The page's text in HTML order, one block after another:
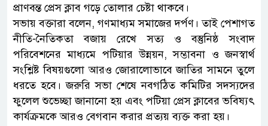
প্রাণবন্ত প্রেস ক্লাব গড়ে তোলার চেষ্টা থাকবে।
সভায় বক্তারা বলেন, গণমাধ্যম সমাজের দর্পণ। তাই পেশাগত
নীতি-নৈতিকতা বজায় রেখে সত্য ও বস্তুনিষ্ঠ সংবাদ
পরিবেশনের মাধ্যমে পটিয়ার উন্নয়ন, সম্ভাবনা ও জনস্বার্থ
সংশ্লিষ্ট বিষয়গুলো আরও জোরালোভাবে জাতির সামনে তুলে
ধরতে হবে। জরুরি সভা শেষে নবগঠিত কমিটির সদস্যদের
ফুলেল শুভেচ্ছা জানানো হয় এবং পটিয়া প্রেস ক্লাবের ভবিষ্যৎ
কার্যক্রমকে আরও বেগবান করার প্রত্যয় ব্যক্ত করা হয়।